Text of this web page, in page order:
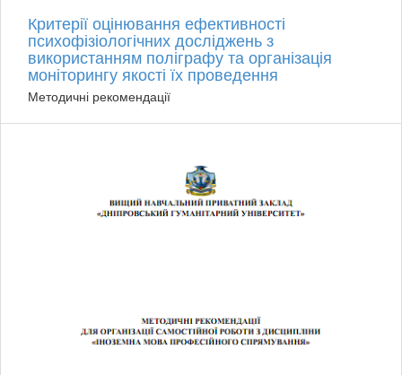
Критерії оцінювання ефективності
психофізіологічних досліджень з
використанням поліграфу та організація
моніторингу якості їх проведення
Методичні рекомендації